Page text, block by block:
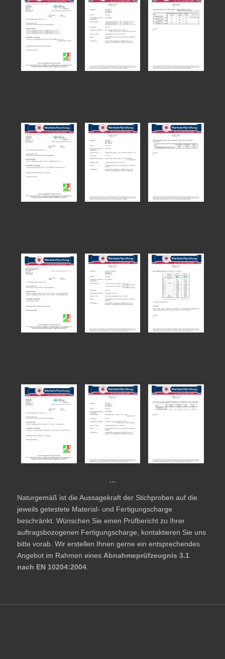
…
Naturgemäß ist die Aussagekraft der Stichproben auf die
jeweils getestete Material- und Fertigungscharge
beschränkt. Wünschen Sie einen Prüfbericht zu Ihrer
auftragsbozogenen Fertigungscharge, kontaktieren Sie uns
bitte vorab. Wir erstellen Ihnen gerne ein entsprechendes
Angebot im Rahmen eines Abnahmeprüfzeugnis 3.1
nach EN 10204:2004.